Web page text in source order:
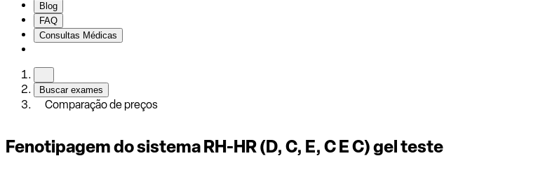
Blog
FAQ
Consultas Médicas
Buscar exames
Comparação de preços
Fenotipagem do sistema RH-HR (D, C, E, C E C) gel teste